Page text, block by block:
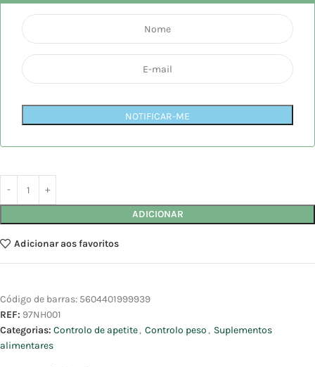
NOTIFICAR-ME
ADICIONAR
Adicionar aos favoritos
Código de barras: 5604401999939
REF: 97NH001
Categorias: Controlo de apetite, Controlo peso , Suplementos
alimentares